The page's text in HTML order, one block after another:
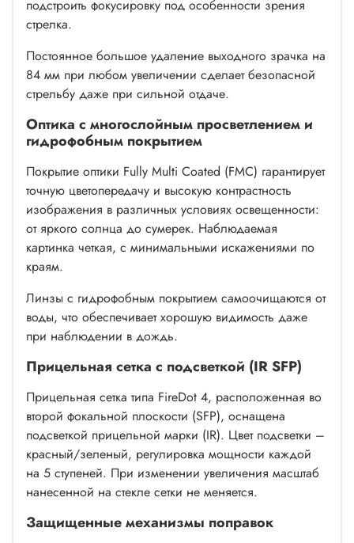
подстроить фокусировку под особенности зрения
стрелка.
Постоянное большое удаление выходного зрачка на
84 мм при любом увеличении сделает безопасной
стрельбу даже при сильной отдаче.
Оптика с многослойным просветлением и
гидрофобным покрытием
Покрытие оптики Fully Multi Coated (FMC) гарантирует
точную цветопередачу и высокую контрастность
изображения в различных условиях освещенности:
от яркого солнца до сумерек. Наблюдаемая
картинка четкая, с минимальными искажениями по
краям.
Линзы с гидрофобным покрытием самоочищаются от
воды, что обеспечивает хорошую видимость даже
при наблюдении в дождь.
Прицельная сетка с подсветкой (IR SFP)
Прицельная сетка типа FireDot 4, расположенная во
второй фокальной плоскости (SFP), оснащена
подсветкой прицельной марки (IR). Цвет подсветки –
красный/зеленый, регулировка мощности каждой
на 5 ступеней. При изменении увеличения масштаб
нанесенной на стекле сетки не меняется.
Защищенные механизмы поправок